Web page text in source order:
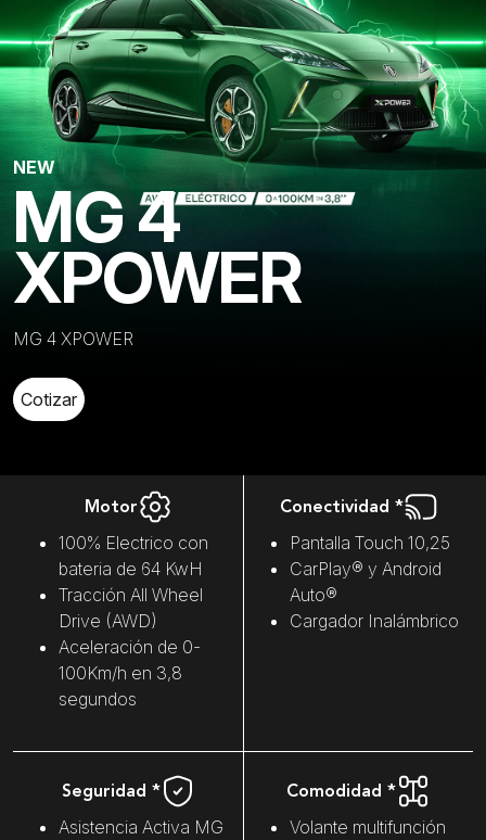
NEW
MG 4
XPOWER
MG 4 XPOWER
Cotizar
Motor
100% Electrico con
bateria de 64 KwH
Tracción All Wheel
Drive (AWD)
Aceleración de 0-
100Km/h en 3,8
segundos
Conectividad *
Pantalla Touch 10,25
CarPlay® y Android
Auto®
Cargador Inalámbrico
Seguridad *
Asistencia Activa MG
Comodidad *
Volante multifunción